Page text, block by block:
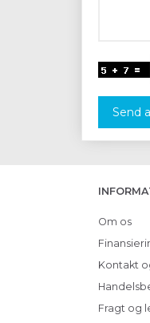
Send
Om os
Kontakt
Fragt og